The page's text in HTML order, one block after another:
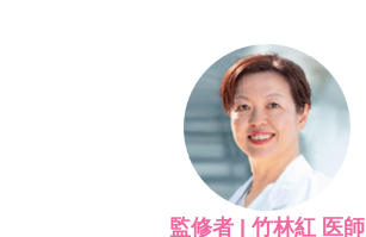
監修者 | 竹林紅 医師